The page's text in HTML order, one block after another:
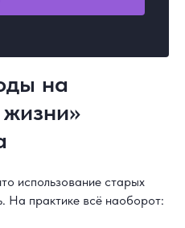
на
использование старых
На практике всё наоборот: